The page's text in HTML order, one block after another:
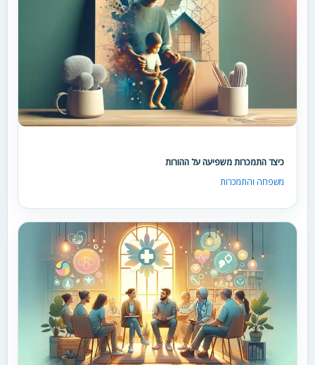
כיצד התמכרות משפיעה על ההורות
משפחה והתמכרות